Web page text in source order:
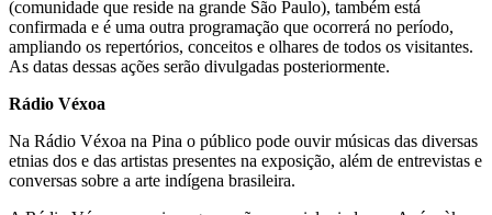
(comunidade que reside na grande São Paulo), também está
confirmada e é uma outra programação que ocorrerá no período,
ampliando os repertórios, conceitos e olhares de todos os visitantes.
As datas dessas ações serão divulgadas posteriormente.
Rádio Véxoa
Na Rádio Véxoa na Pina o público pode ouvir músicas das diversas
etnias dos e das artistas presentes na exposição, além de entrevistas e
conversas sobre a arte indígena brasileira.